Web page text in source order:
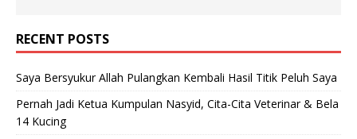
RECENT POSTS
Saya Bersyukur Allah Pulangkan Kembali Hasil Titik Peluh Saya
Pernah Jadi Ketua Kumpulan Nasyid, Cita-Cita Veterinar & Bela
14 Kucing